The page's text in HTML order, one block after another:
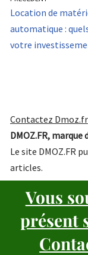
Location de
automatique :
votre
Contactez Dmoz.fr
DMOZ.FR,
Le site DMOZ.FR
articles.
Vous
présent